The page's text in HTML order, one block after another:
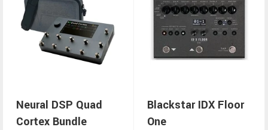
Neural DSP Quad
Cortex Bundle
Blackstar IDX Floor
One